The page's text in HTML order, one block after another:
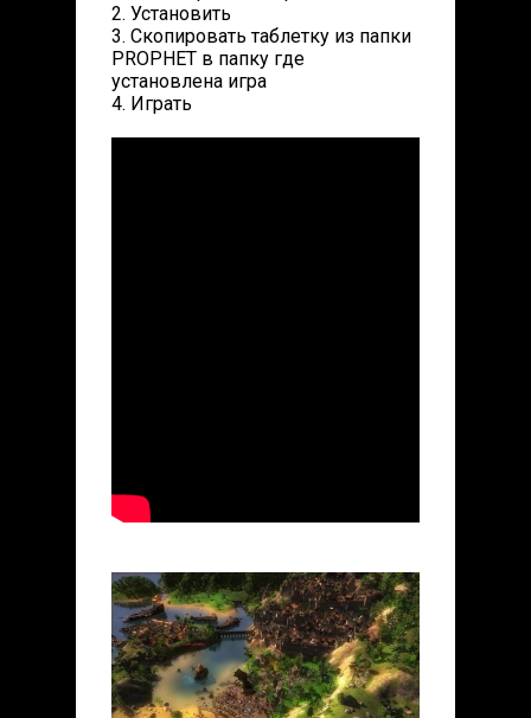
2. Установить
3. Скопировать таблетку из папки
PROPHET в папку где
установлена игра
4. Играть